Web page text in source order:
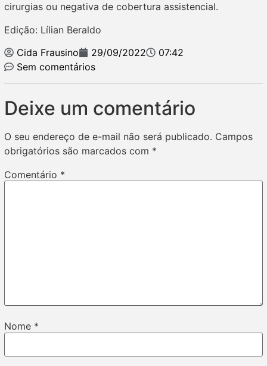
cirurgias ou negativa de cobertura assistencial.
Edição: Lílian Beraldo
Cida Frausino
29/09/2022
07:42
Sem comentários
Deixe um comentário
O seu endereço de e-mail não será publicado. Campos
obrigatórios são marcados com *
Comentário *
Nome *